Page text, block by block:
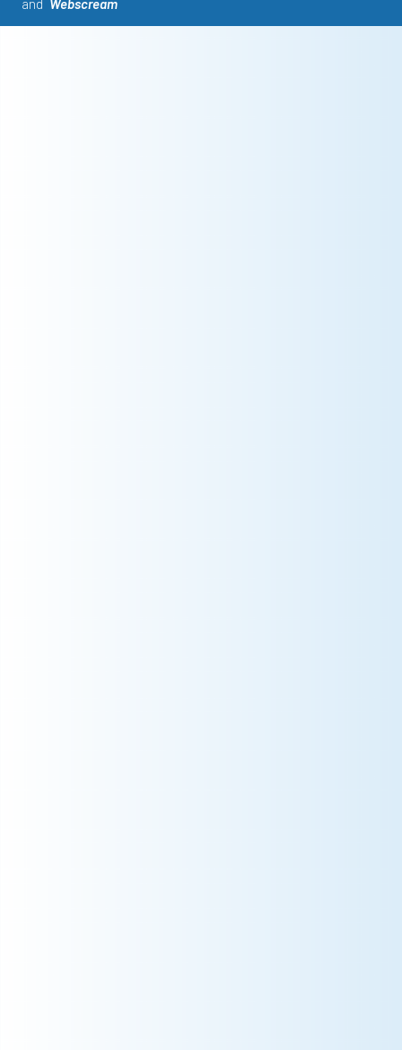
and Webscream